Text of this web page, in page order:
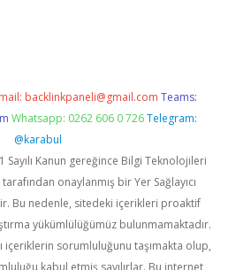
backlinkpaneli@gmail.com Teams:
Whatsapp: 0262 606 0 726 Telegram:
@karabul
Sayılı Kanun gereğince Bilgi Teknolojileri
onaylanmış bir Yer Sağlayıcı
Bu nedenle, sitedeki içerikleri proaktif
yükümlülüğümüz bulunmamaktadır.
içeriklerin sorumluluğunu taşımakta olup,
kabul etmiş sayılırlar. Bu internet